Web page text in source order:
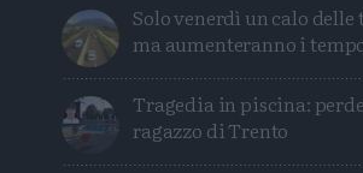
Solo venerdì un calo
ma aumenteranno i
Tragedia in piscina:
ragazzo di Trento